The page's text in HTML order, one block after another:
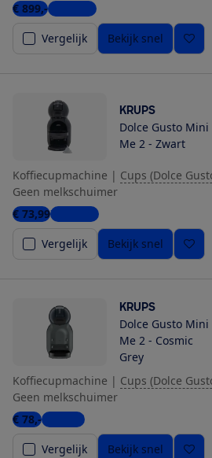
€ 899,-6 winkels
Vergelijk
Bekijk snel
KRUPS
Dolce Gusto Mini
Me 2 - Zwart
Koffiecupmachine | Cups (Dolce
Geen melkschuimer
€ 73,997 winkels
Vergelijk
Bekijk snel
KRUPS
Dolce Gusto Mini
Me 2 - Cosmic
Grey
Koffiecupmachine | Cups (Dolce
Geen melkschuimer
€ 78,-1 winkel
Vergelijk
Bekijk snel